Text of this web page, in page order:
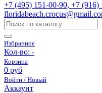
+7 (495) 151-00-90, +7 (916)
Избранное
Кол-во: -
Корзина
0 руб
Войти / Новый
Аккаунт